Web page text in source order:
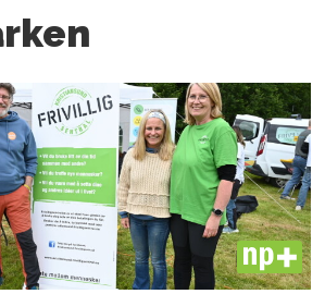
PLUS